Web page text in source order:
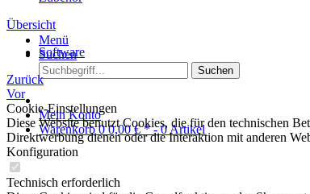
Menü
Suchen
Suchen
Mein Konto
Warenkorb0 0,00 € *- 0 Artikel
Übersicht
Software
Zurück
Vor
Cookie-Einstellungen
Diese Website benutzt Cookies, die für den technischen
Direktwerbung dienen oder die Interaktion mit anderen
Konfiguration
Technisch erforderlich